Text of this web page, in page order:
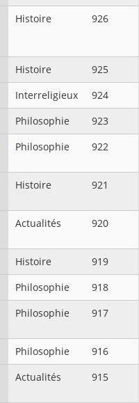
Histoire 926
Histoire
925
Interreligieux
924
Philosophie
923
Philosophie 922
Histoire 921
Actualités 920
Histoire
919
Philosophie
918
Philosophie 917
Philosophie
916
Actualités 915